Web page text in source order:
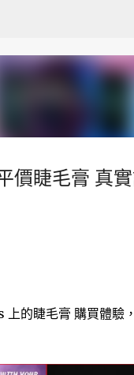
價睫毛膏 真
的睫毛膏 購買體驗